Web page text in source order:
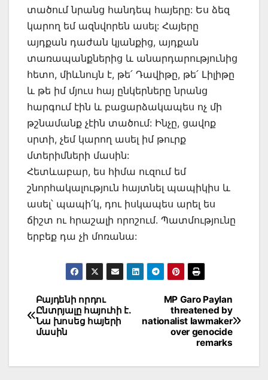
տածում նրանց հանդեպ հայերը: Ես ձեզ
կարող եմ ազնվորեն ասել: Հայերը
այդքան դաժան կյանքից, այդքան
տառապանքներից և անարդարությունից
հետո, միևնույն է, թե՛ Դավիթը, թե՛ Լիլիթը
և թե իմ մյուս հայ ընկերները նրանց
հարգում էին և բացարձակապես ոչ մի
թշնամանք չէին տածում: Ինչը, ցավոք
սրտի, չեմ կարող ասել իմ թուրք
մտերիմների մասին:
Հետևաբար, ես հիմա ուզում եմ
շնորհակալություն հայտնել պապիկիս և
ասել՝ պապի՛կ, դու իսկապես արել ես
ճիշտ ու հրաշալի որոշում. Պատմությունը
երբեք դա չի մոռանա:
Post
navigation
MP Garo Paylan
threatened by
nationalist lawmaker
over genocide
remarks
Բայդենի որդու
Ընտրյալը հայուհի է.
Նա խոսեց հայերի
մասին